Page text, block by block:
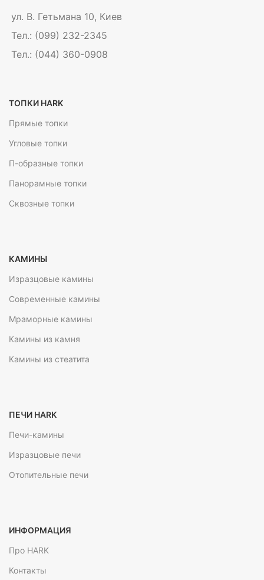
ул. В. Гетьмана 10, Киев
Тел.: (099) 232-2345
Тел.: (044) 360-0908
ТОПКИ HARK
Прямые топки
Угловые топки
П-образные топки
Панорамные топки
Сквозные топки
КАМИНЫ
Изразцовые камины
Современные камины
Мраморные камины
Камины из камня
Камины из стеатита
ПЕЧИ HARK
Печи-камины
Изразцовые печи
Отопительные печи
ИНФОРМАЦИЯ
Про HARK
Контакты